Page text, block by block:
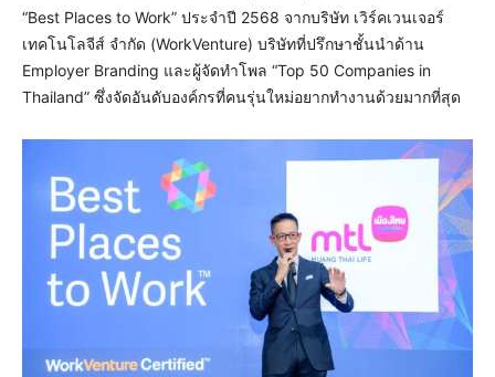
“Best Places to Work” ประจำปี 2568 จากบริษัท เวิร์คเวนเจอร์
เทคโนโลจีส์ จำกัด (WorkVenture) บริษัทที่ปรึกษาชั้นนำด้าน
Employer Branding และผู้จัดทำโพล “Top 50 Companies in
Thailand” ซึ่งจัดอันดับองค์กรที่คนรุ่นใหม่อยากทำงานด้วยมากที่สุด